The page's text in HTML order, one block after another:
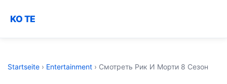
KO TE
Startseite › Entertainment › Смотреть Рик И Морти 8 Сезон